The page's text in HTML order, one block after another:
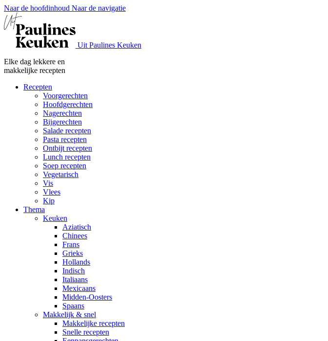
Naar de hoofdinhoud Naar de navigatie
Uit Paulines Keuken
Elke dag lekkere en
makkelijke recepten
Recepten
Voorgerechten
Hoofdgerechten
Nagerechten
Bijgerechten
Salade recepten
Pasta recepten
Ontbijt recepten
Lunch recepten
Soep recepten
Vegetarisch
Vis
Vlees
Kip
Thema
Keuken
Aziatisch
Chinees
Frans
Grieks
Hollands
Indisch
Italiaans
Mexicaans
Midden-Oosters
Spaans
Makkelijk & snel
Makkelijke recepten
Snelle recepten